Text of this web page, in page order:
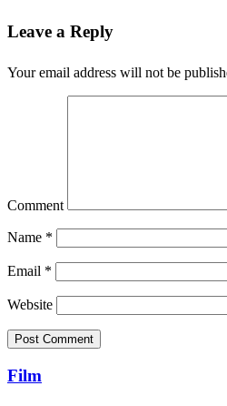
Leave a Reply
Your email address will not be
Comment
Name *
Email *
Website
Film